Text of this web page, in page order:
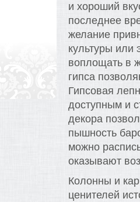
и хороший
последнее
желание
культуры или
воплощать в
гипса
Гипсовая
доступным и
декора
пышность
можно
оказывают
Колонны и
ценителей